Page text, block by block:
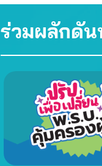
ร่วมผลักดัน